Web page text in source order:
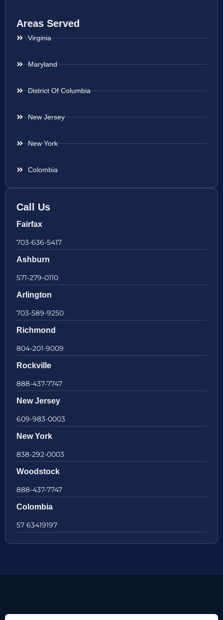
Areas Served
Virginia
Maryland
District Of Columbia
New Jersey
New York
Colombia
Call Us
Fairfax
703-636-5417
Ashburn
571-279-0110
Arlington
703-589-9250
Richmond
804-201-9009
Rockville
888-437-7747
New Jersey
609-983-0003
New York
838-292-0003
Woodstock
888-437-7747
Colombia
57 63419197